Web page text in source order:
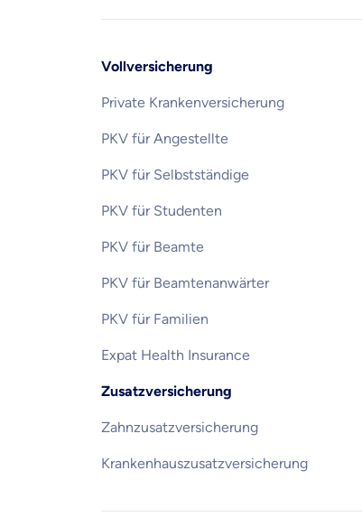
Vollversicherung
Private Krankenversicherung
PKV für Angestellte
PKV für Selbstständige
PKV für Studenten
PKV für Beamte
PKV für Beamtenanwärter
PKV für Familien
Expat Health Insurance
Zusatzversicherung
Zahnzusatzversicherung
Krankenhauszusatzversicherung